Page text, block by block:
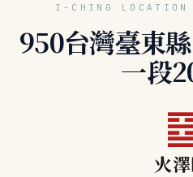
I-CHING
950台灣臺東
一段
火